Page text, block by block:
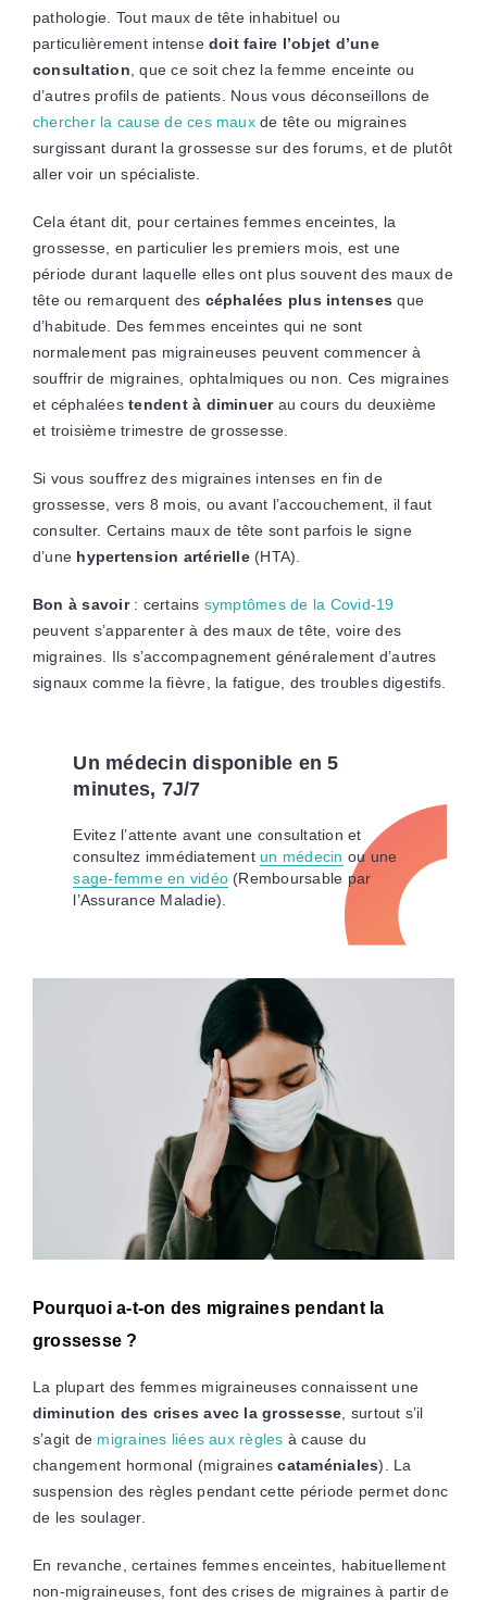
pathologie. Tout maux de tête inhabituel ou
particulièrement intense doit faire l’objet d’une
consultation, que ce soit chez la femme enceinte ou
d’autres profils de patients. Nous vous déconseillons de
chercher la cause de ces mauxde tête ou migraines
surgissant durant la grossesse sur des forums, et de plutôt
aller voir un spécialiste.
Cela étant dit, pour certaines femmes enceintes, la
grossesse, en particulier les premiers mois, est une
période durant laquelle elles ont plus souvent des maux de
tête ou remarquent des céphalées plus intenses que
d’habitude. Des femmes enceintes qui ne sont
normalement pas migraineuses peuvent commencer à
souffrir de migraines, ophtalmiques ou non. Ces migraines
et céphaléestendent à diminuerau cours du deuxième
et troisième trimestre de grossesse.
Si vous souffrez des migraines intenses en fin de
grossesse, vers 8 mois, ou avant l’accouchement, il faut
consulter. Certains maux de tête sont parfois le signe
d’une hypertension artérielle(HTA).
Bon à savoir: certains symptômes de la Covid-19
peuvent s’apparenter à des maux de tête, voire des
migraines. Ils s’accompagnement généralement d’autres
signaux comme la fièvre, la fatigue, des troubles digestifs.
Un médecin disponible en 5
minutes, 7J/7
Evitez l’attente avant une consultation et
consultez immédiatement un médecin ou une
sage-femme en vidéo(Remboursable par
l’Assurance Maladie).
Pourquoi a-t-on des migraines pendant la
grossesse ?
La plupart des femmes migraineuses connaissent une
diminution des crises avec la grossesse, surtout s’il
s’agit de migraines liées aux règles à cause du
changement hormonal (migrainescataméniales). La
suspension des règles pendant cette période permet donc
de les soulager.
En revanche, certaines femmes enceintes, habituellement
non-migraineuses, font des crises de migraines à partir de